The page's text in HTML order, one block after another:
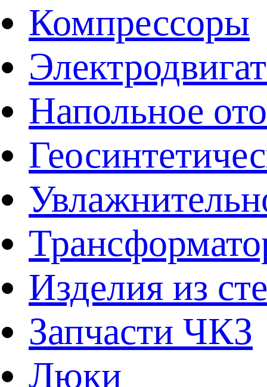
Компрессоры
Напольное
Изделия из
Запчасти ЧКЗ
Люки